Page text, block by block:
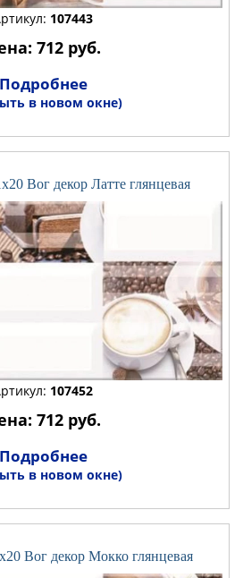
107443
712 руб.
Подробнее
в новом окне)
Вог декор Латте глянцевая
107452
712 руб.
Подробнее
в новом окне)
Вог декор Мокко глянцевая